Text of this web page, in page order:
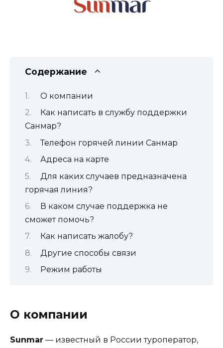
Содержание
О компании
Как написать в службу поддержки
Санмар?
Телефон горячей линии Санмар
Адреса на карте
Для каких случаев предназначена
горячая линия?
В каком случае поддержка не
сможет помочь?
Как написать жалобу?
Другие способы связи
Режим работы
О компании
Sunmar — известный в России туроператор,